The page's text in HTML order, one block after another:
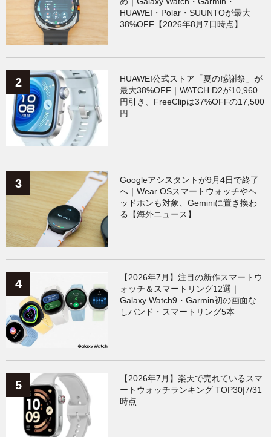
HUAWEI・Polar・SUUNTOが最大
38%OFF【2026年8月7日時点】
HUAWEI公式ストア「夏の感謝祭」が
最大38%OFF｜WATCH D2が10,960
円引き、FreeClipは37%OFFの17,500
円
Googleアシスタントが9月4日で終了
へ｜Wear OSスマートウォッチやヘ
ッドホンも対象、Geminiに置き換わ
る【海外ニュース】
【2026年7月】注目の新作スマートウ
ォッチ＆スマートリング12選｜
Galaxy Watch9・Garmin初の画面な
しバンド・スマートリング5本
【2026年7月】楽天で売れているスマ
ートウォッチランキング TOP30|7/31
時点